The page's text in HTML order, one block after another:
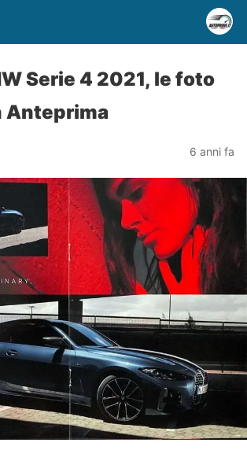
Serie 4 2021, le foto
Anteprima
6 anni fa